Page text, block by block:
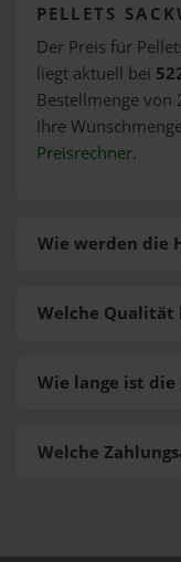
PELLETS
Der Preis für
liegt aktuell bei
Bestellmenge von
Ihre
Preisrechner.
Wie werden die
Welche
Welche Qualität
Wie lange ist